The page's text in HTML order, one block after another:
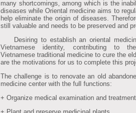
many shortcomings, among which is the
diseases while Oriental medicine aims to
help eliminate the origin of diseases.
still valuable and needs to be preserved and
Desiring to establish an oriental
Vietnamese identity, contributing to
Vietnamese traditional medicine to cure the
are the motivations for us to complete this
The challenge is to renovate an old
medicine center with the full functions:
+ Organize medical examination and treatment